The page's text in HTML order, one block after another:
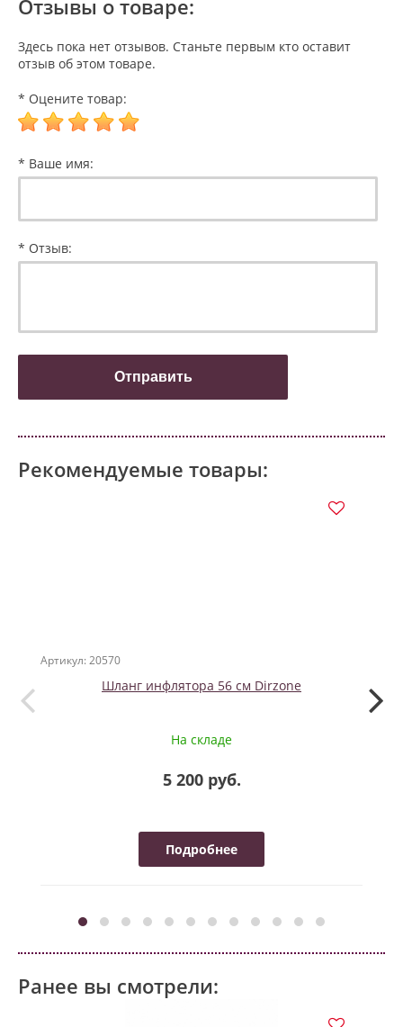
Отзывы о товаре:
Здесь пока нет отзывов. Станьте первым кто оставит
отзыв об этом товаре.
* Оцените товар:
* Ваше имя:
* Отзыв:
Рекомендуемые товары:
Артикул: 20570
Шланг инфлятора 56 см Dirzone
На складе
5 200 руб.
Подробнее
Ранее вы смотрели: